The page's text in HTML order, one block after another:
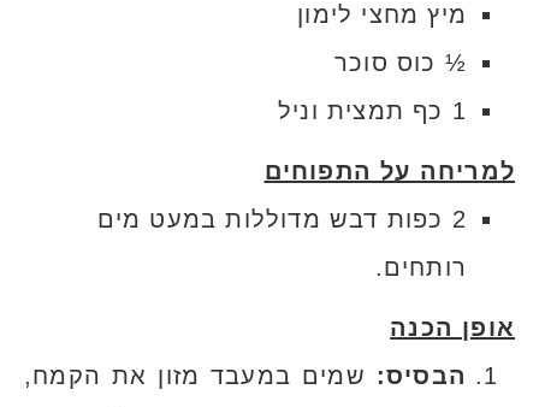
מיץ מחצי לימון
½ כוס סוכר
1 כף תמצית וניל
למריחה על התפוחים
2 כפות דבש מדוללות במעט מים
רותחים.
אופן הכנה
הבסיס: שמים במעבד מזון את הקמח,